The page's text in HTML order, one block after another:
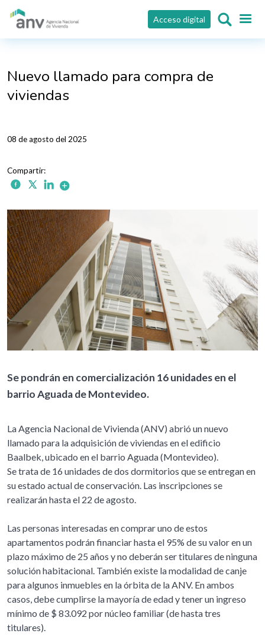
Pasar al contenido principal
Acceso digital
Nuevo llamado para compra de
viviendas
08 de agosto del 2025
Se pondrán en comercialización 16 unidades en el
barrio Aguada de Montevideo.
La Agencia Nacional de Vivienda (ANV) abrió un nuevo
llamado para la adquisición de viviendas en el edificio
Baalbek, ubicado en el barrio Aguada (Montevideo).
Se trata de 16 unidades de dos dormitorios que se entregan en
su estado actual de conservación. Las inscripciones se
realizarán hasta el 22 de agosto.
Las personas interesadas en comprar uno de estos
apartamentos podrán financiar hasta el 95% de su valor en un
plazo máximo de 25 años y no deberán ser titulares de ninguna
solución habitacional. También existe la modalidad de canje
para algunos inmuebles en la órbita de la ANV. En ambos
casos, debe cumplirse la mayoría de edad y tener un ingreso
mínimo de $ 83.092 por núcleo familiar (de hasta tres
titulares).